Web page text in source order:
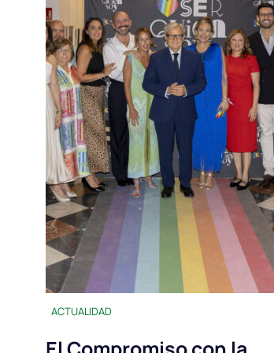
ACTUALIDAD